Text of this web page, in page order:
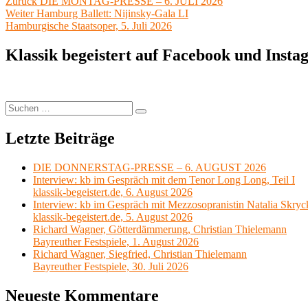
Beitrag:
Weiter Nächster
Beitrag:
Hamburg Ballett: Nijinsky-Gala LI
Hamburgische Staatsoper, 5. Juli 2026
Klassik begeistert auf Facebook und
Suchen
nach:
Suchen
Letzte Beiträge
DIE DONNERSTAG-PRESSE – 6. AUGUST 2026
Interview: kb im Gespräch mit dem Tenor Long Long, Teil I
klassik-begeistert.de, 6. August 2026
Interview: kb im Gespräch mit Mezzosopranistin Natalia
klassik-begeistert.de, 5. August 2026
Richard Wagner, Götterdämmerung, Christian Thielemann
Bayreuther Festspiele, 1. August 2026
Richard Wagner, Siegfried, Christian Thielemann
Bayreuther Festspiele, 30. Juli 2026
Neueste Kommentare